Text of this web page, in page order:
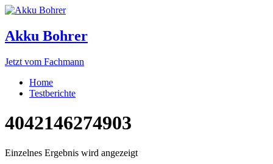
Akku Bohrer
Jetzt vom Fachmann
Home
Testberichte
4042146274903
Einzelnes Ergebnis wird angezeigt